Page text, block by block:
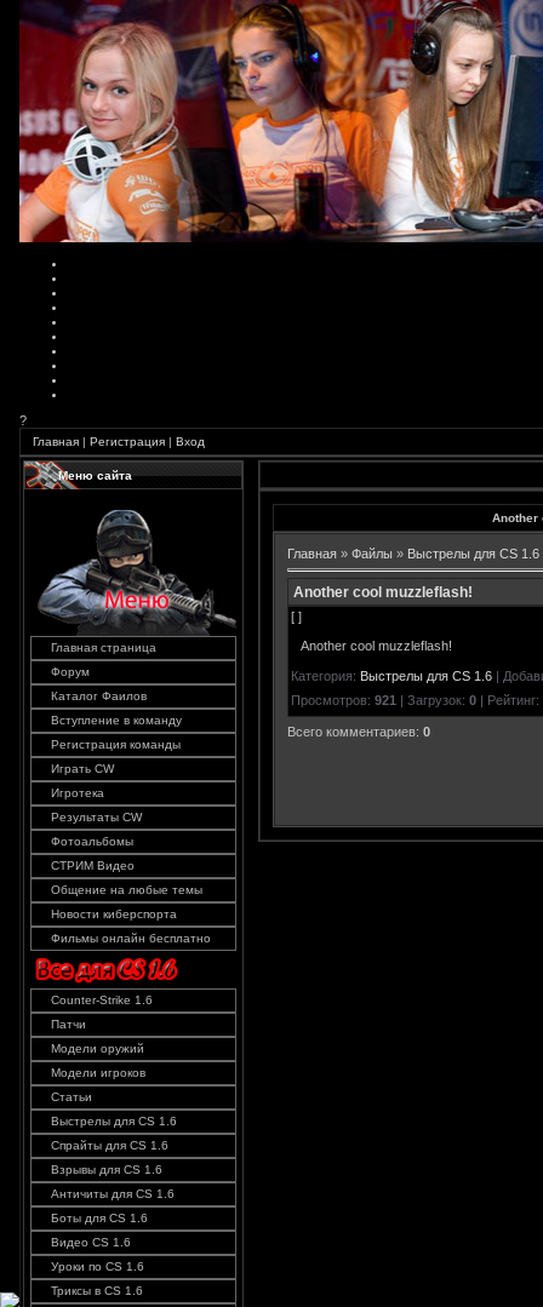
?
Главная | Регистрация | Вход
Меню сайта
Главная страница
Форум
Каталог Фаилов
Вступление в команду
Регистрация команды
Играть CW
Игротека
Результаты CW
Фотоальбомы
СТРИМ Видео
Общение на любые темы
Новости киберспорта
Фильмы онлайн бесплатно
Counter-Strike 1.6
Патчи
Модели оружий
Модели игроков
Статьи
Выстрелы для CS 1.6
Спрайты для CS 1.6
Взрывы для CS 1.6
Античиты для CS 1.6
Боты для CS 1.6
Видео CS 1.6
Уроки по CS 1.6
Триксы в CS 1.6
Another
Главная » Файлы » Выстрелы для CS 1.6
Another cool muzzleflash!
[ ]
Another cool muzzleflash!
Категория: Выстрелы для CS 1.6 |
Просмотров: 921 | Загрузок: 0 | Рейтинг:
Всего комментариев: 0